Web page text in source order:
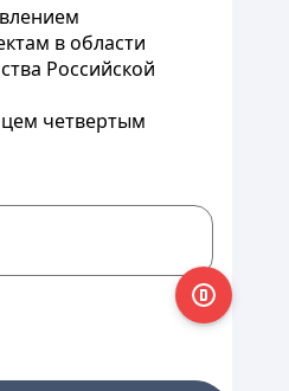
в области
Российской
четвертым